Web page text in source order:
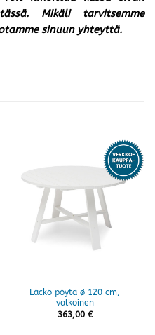
Mikäli tarvitsemme
sinuun yhteyttä.
Läckö pöytä ø 120 cm,
valkoinen
363,00 €